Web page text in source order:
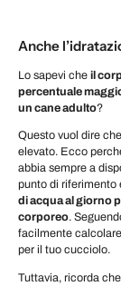
Anche
Lo sapevi che il
percentuale
un cane adulto?
Questo vuol dire
elevato. Ecco
abbia sempre a
punto di riferimento
di acqua al giorno
corporeo.
facilmente
per il tuo cucciolo.
Tuttavia, ricorda